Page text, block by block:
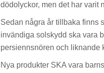
dödolyckor, men det har varit
Sedan några år tillbaka finns
invändiga solskydd ska vara
persiennsnören och liknande
Nya produkter SKA vara